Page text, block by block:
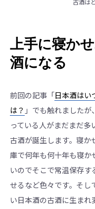
古酒は
上手に寝か
酒になる
前回の記事「日本酒はい
は？ 」でも触れました
っている人がまだまだ
古酒が誕生します。寝か
庫で何年も何十年も寝
いのでそこで常温保存
せるなど色々です。そし
い日本酒の古酒に生まれ